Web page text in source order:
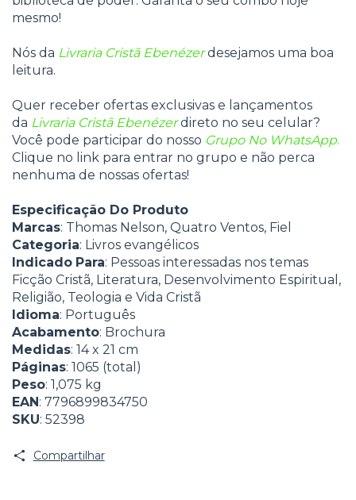
mesmo!
Nós da Livraria Cristã Ebenézerdesejamos uma boa
leitura.
Quer receber ofertas exclusivas e lançamentos
da Livraria Cristã Ebenézer direto no seu celular?
Você pode participar do nosso Grupo No WhatsApp.
Clique no link para entrar no grupo e não perca
nenhuma de nossas ofertas!
Especificação Do Produto
Marcas: Thomas Nelson, Quatro Ventos, Fiel
Categoria: Livros evangélicos
Indicado Para: Pessoas interessadas nos temas
Ficção Cristã, Literatura, Desenvolvimento Espiritual,
Religião, Teologia e Vida Cristã
Idioma: Português
Acabamento: Brochura
Medidas: 14 x 21 cm
Páginas: 1065 (total)
Peso: 1,075 kg
EAN: 7796899834750
SKU: 52398
Compartilhar